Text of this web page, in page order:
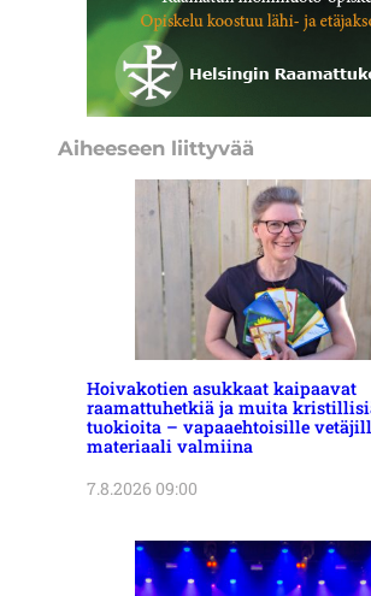
Aiheeseen liittyvää
Hoivakotien asukkaat kaipaavat
raamattuhetkiä ja muita
tuokioita – vapaaehtoisille
materiaali valmiina
7.8.2026 09:00